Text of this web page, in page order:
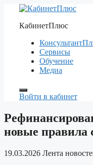
Перейти
содержимому
КабинетПлюс
Сервисы
Обучение
Медиа
Войти в кабинет
новые правила
19.03.2026 Лента